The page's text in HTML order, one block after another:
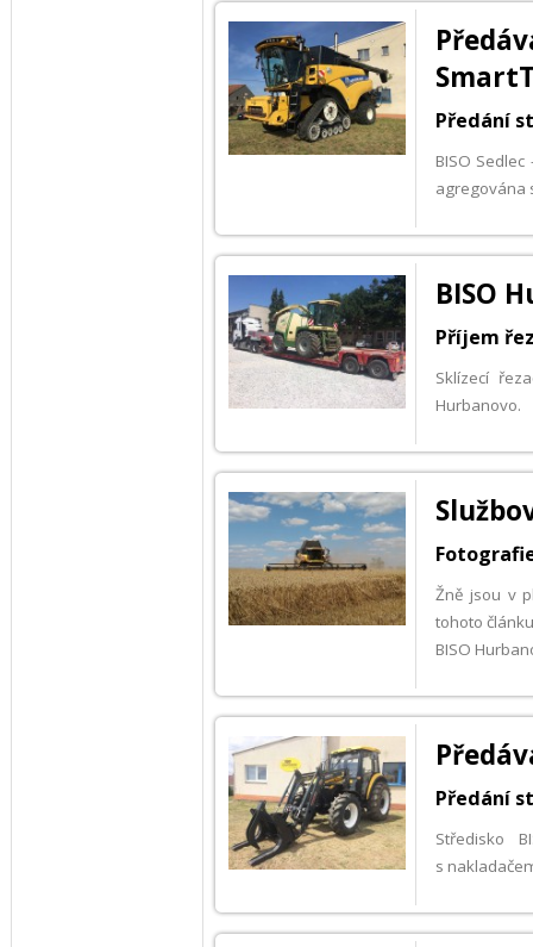
Předání
BISO
agregována
BISO
Příjem
Sklízecí
Hurbanovo.
Žně jsou v
tohoto
BISO
Předání
Středisko
s